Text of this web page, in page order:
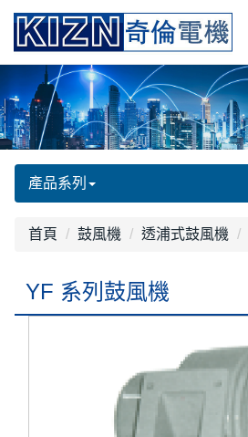
產品系列
首頁 鼓風機 透浦式鼓風機
YF 系列鼓風機